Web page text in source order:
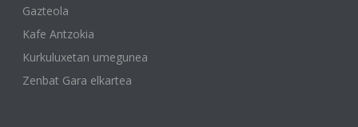
Gazteola
Kafe Antzokia
Kurkuluxetan umegunea
Zenbat Gara elkartea